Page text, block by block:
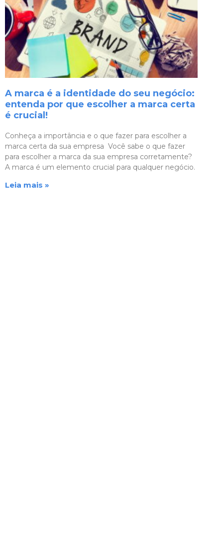
A marca é a identidade do seu negócio:
entenda por que escolher a marca certa
é crucial!
Conheça a importância e o que fazer para escolher a
marca certa da sua empresa Você sabe o que fazer
para escolher a marca da sua empresa corretamente?
A marca é um elemento crucial para qualquer negócio.
Leia mais »